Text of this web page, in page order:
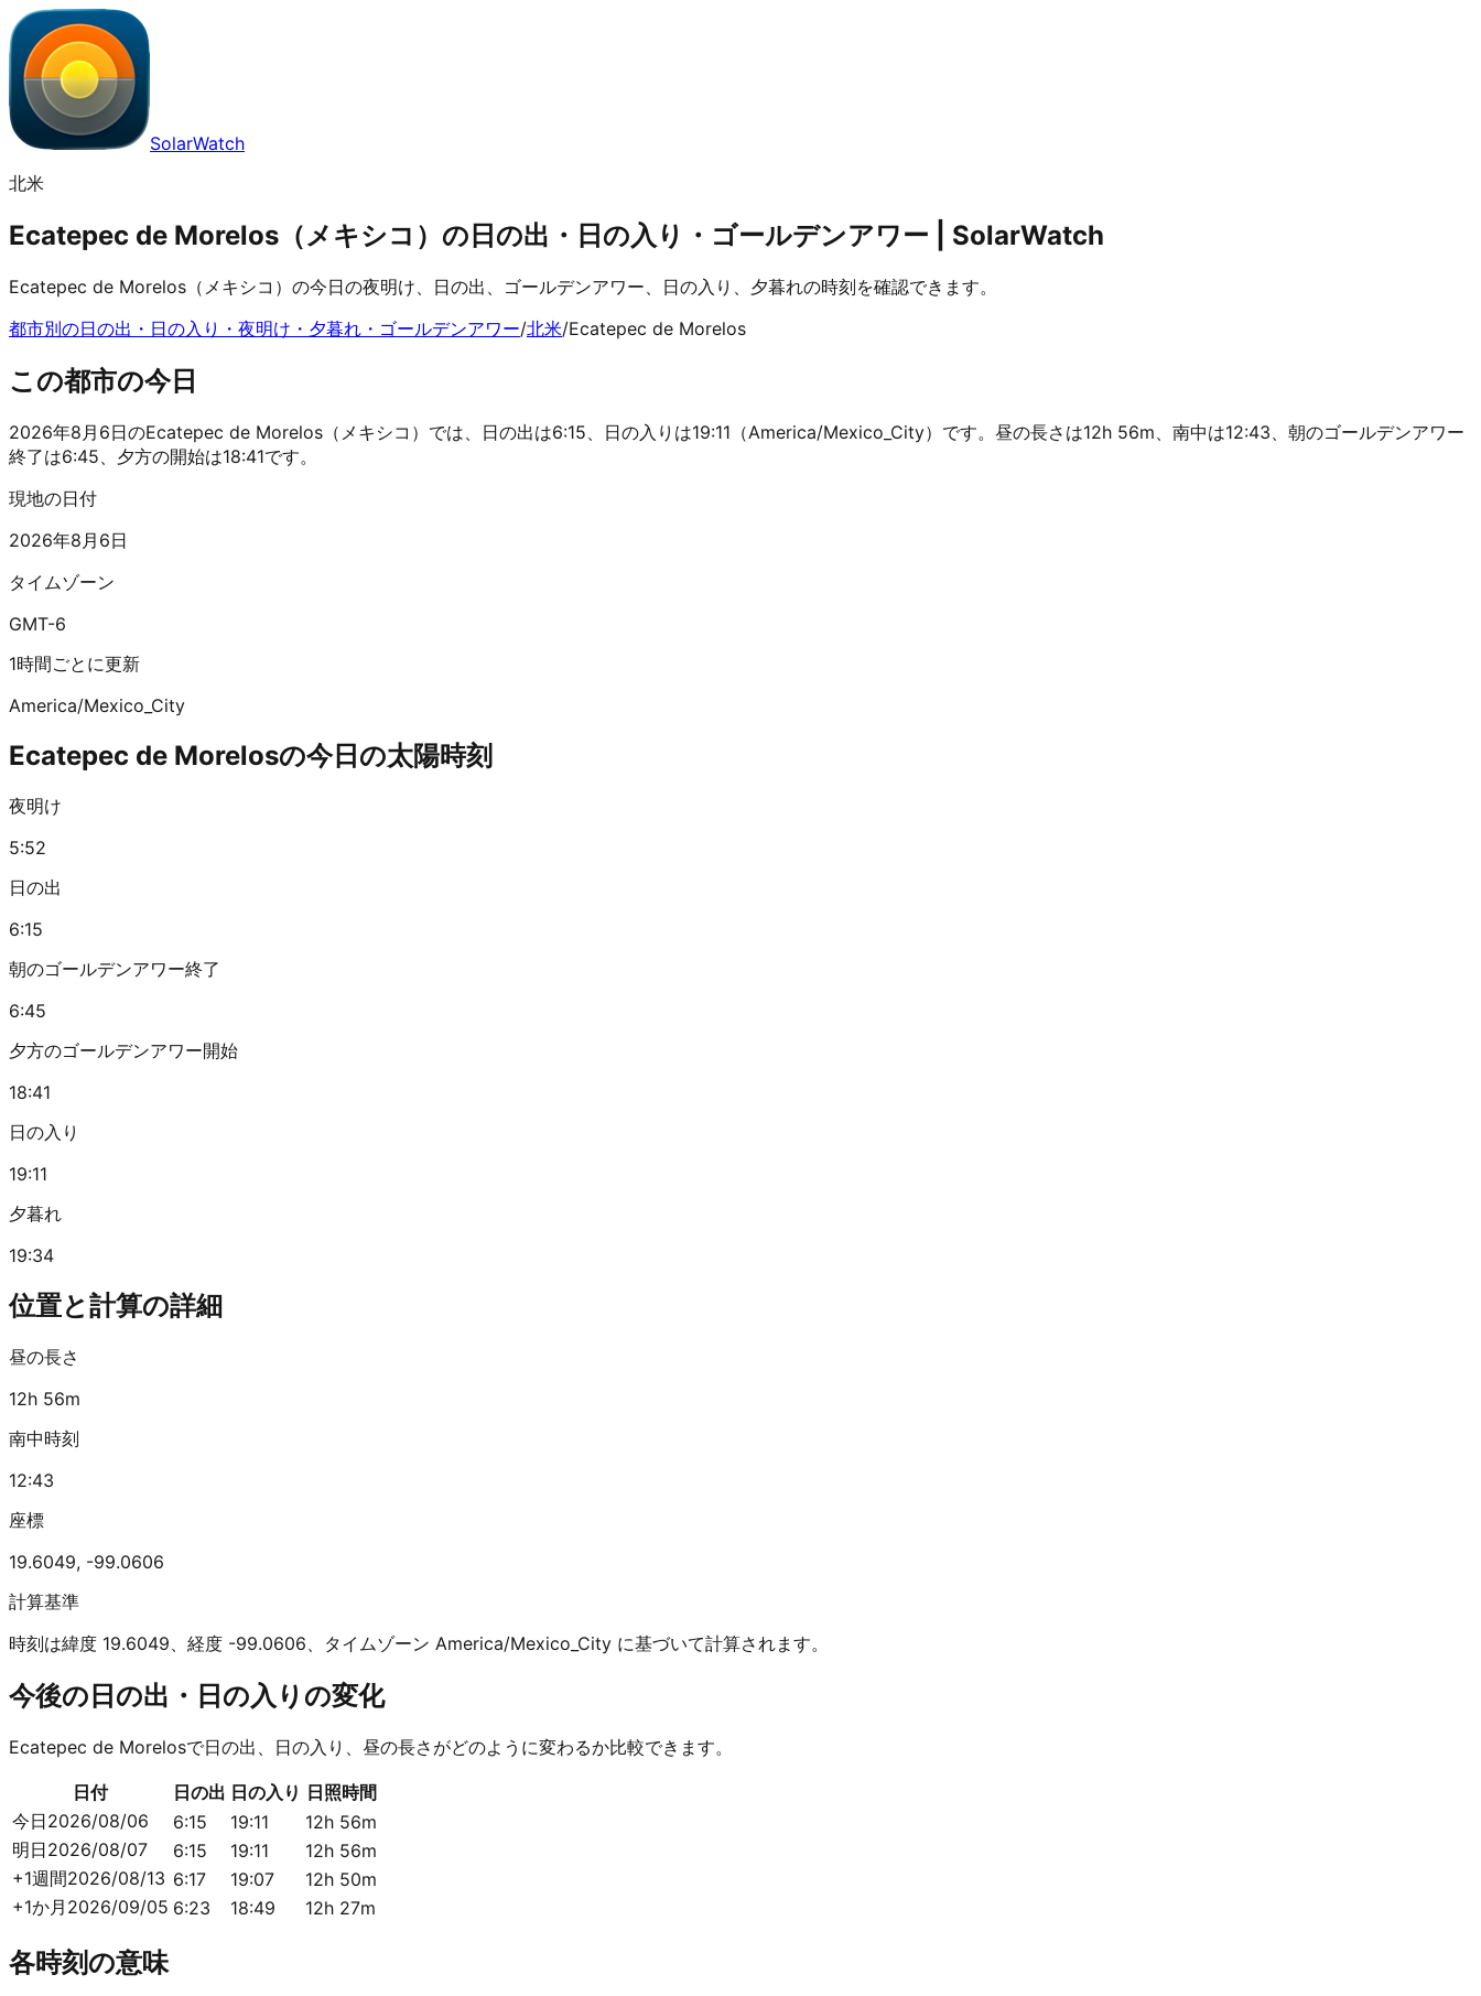
SolarWatch
北米
Ecatepec de Morelos（メキシコ）の日の出・日の入り・ゴールデンアワー | SolarWatch
Ecatepec de Morelos（メキシコ）の今日の夜明け、日の出、ゴールデンアワー、日の入り、夕暮れの時刻を確認できます。
都市別の日の出・日の入り・夜明け・夕暮れ・ゴールデンアワー/北米/Ecatepec de Morelos
この都市の今日
2026年8月6日のEcatepec de Morelos（メキシコ）では、日の出は6:15、日の入りは19:11（America/Mexico_City）です。昼の長さは12h 56m、南中は12:43、朝のゴールデンアワー
終了は6:45、夕方の開始は18:41です。
現地の日付
2026年8月6日
タイムゾーン
GMT-6
1時間ごとに更新
America/Mexico_City
Ecatepec de Morelosの今日の太陽時刻
夜明け
5:52
日の出
6:15
朝のゴールデンアワー終了
6:45
夕方のゴールデンアワー開始
18:41
日の入り
19:11
夕暮れ
19:34
位置と計算の詳細
昼の長さ
12h 56m
南中時刻
12:43
座標
19.6049, -99.0606
計算基準
時刻は緯度 19.6049、経度 -99.0606、タイムゾーン America/Mexico_City に基づいて計算されます。
今後の日の出・日の入りの変化
Ecatepec de Morelosで日の出、日の入り、昼の長さがどのように変わるか比較できます。
日付 日の出 日の入り 日照時間
今日2026/08/06 6:15 19:11
12h 56m
明日2026/08/07 6:15 19:11
12h 56m
+1週間2026/08/13 6:17 19:07
12h 50m
+1か月 2026/09/05 6:23 18:49 12h 27m
各時刻の意味